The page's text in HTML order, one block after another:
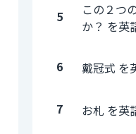
5
この２つ
か？ を英
6 戴冠式 を
7 お札 を英